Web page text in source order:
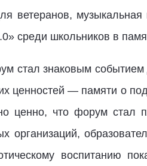
ветеранов,
среди школьников в
стал знаковым
ценностей — памяти о
ценно, что форум
организаций,
воспитанию